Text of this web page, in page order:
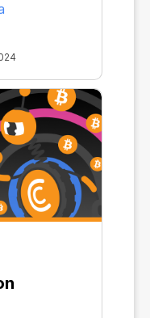
genauso
Supermarkt.